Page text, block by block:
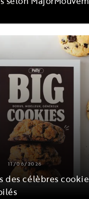
11/06/2026
des célèbres